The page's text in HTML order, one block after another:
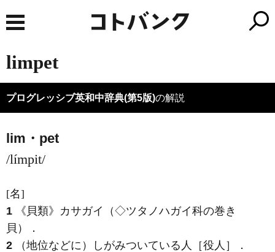
limpet
プログレッシブ英和中辞典(第5版)の解説
lim・pet
/límpit/
[名]
1
《貝類》 カサガイ（◇ツタノハガイ科の巻き
貝）
．
2 （地位などに）しがみついている人［役人］ ．